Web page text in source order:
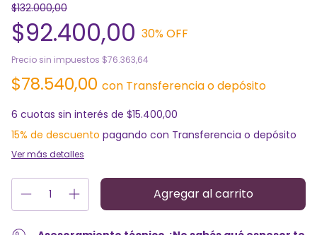
$132.000,00
$92.400,00 30% OFF
Precio sin impuestos $76.363,64
$78.540,00 con Transferencia o depósito
6 cuotas sin interés de $15.400,00
15% de descuento pagando con Transferencia o depósito
Ver más detalles